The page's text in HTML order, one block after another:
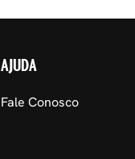
AJUDA
Fale Conosco